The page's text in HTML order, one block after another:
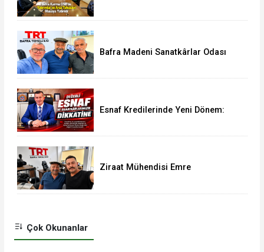
Bafra Madeni Sanatkârlar Odası
Esnaf Kredilerinde Yeni Dönem:
Ziraat Mühendisi Emre
Çok Okunanlar